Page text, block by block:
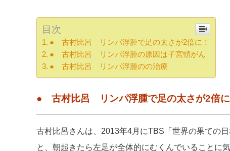
目次
● 古村比呂 リンパ浮腫で足の太さが2倍に！
● 古村比呂 リンパ浮腫の原因は子宮頸がん
● 古村比呂 リンパ浮腫のの治療
● 古村比呂 リンパ浮腫で足の太さが2倍に
古村比呂さんは、2013年4月にTBS「世界の果ての
と、朝起きたら左足が全体的にむくんでいることに気